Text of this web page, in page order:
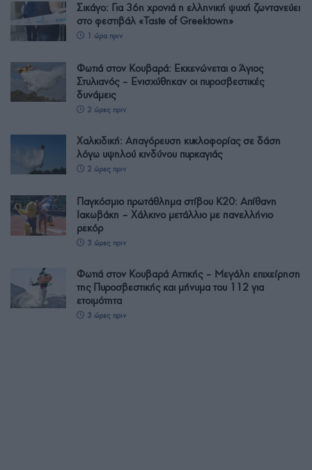
Σικάγο: Για 36η χρονιά η ελληνική ψυχή ζωντανεύει
στο φεστιβάλ «Taste of Greektown»
1 ώρα πριν
Φωτιά στον Κουβαρά: Εκκενώνεται ο Άγιος
Στυλιανός – Ενισχύθηκαν οι πυροσβεστικές
δυνάμεις
2 ώρες πριν
Χαλκιδική: Απαγόρευση κυκλοφορίας σε δάση
λόγω υψηλού κινδύνου πυρκαγιάς
2 ώρες πριν
Παγκόσμιο πρωτάθλημα στίβου Κ20: Απίθανη
Ιακωβάκη – Χάλκινο μετάλλιο με πανελλήνιο
ρεκόρ
3 ώρες πριν
Φωτιά στον Κουβαρά Αττικής – Μεγάλη επιχείρηση
της Πυροσβεστικής και μήνυμα του 112 για
ετοιμότητα
3 ώρες πριν